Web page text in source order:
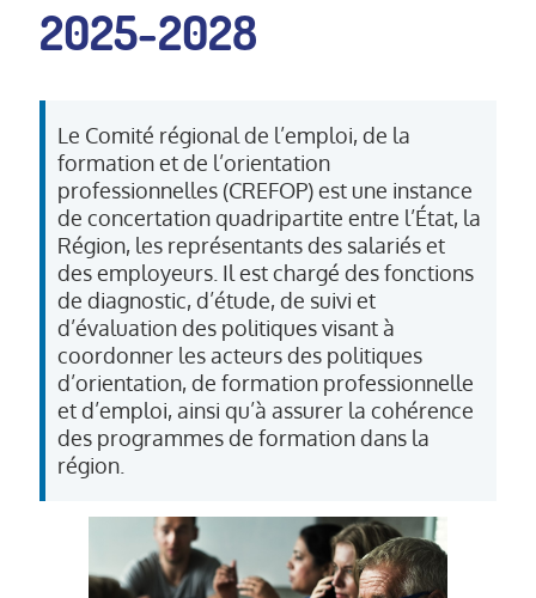
2025-2028
Le Comité régional de l’emploi, de la
formation et de l’orientation
professionnelles (CREFOP) est une instance
de concertation quadripartite entre l’État, la
Région, les représentants des salariés et
des employeurs. Il est chargé des fonctions
de diagnostic, d’étude, de suivi et
d’évaluation des politiques visant à
coordonner les acteurs des politiques
d’orientation, de formation professionnelle
et d’emploi, ainsi qu’à assurer la cohérence
des programmes de formation dans la
région.